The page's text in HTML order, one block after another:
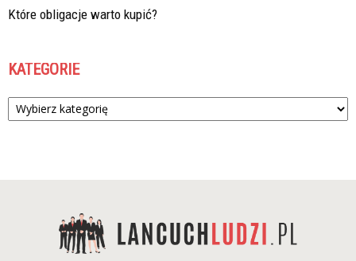
Które obligacje warto kupić?
KATEGORIE
Kategorie